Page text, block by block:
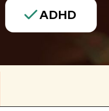
ADHD